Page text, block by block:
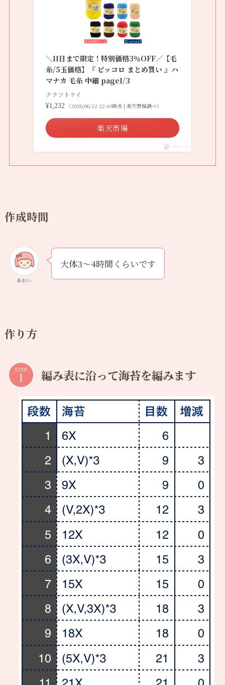
＼11日まで限定！特別価格3％OFF／【毛
糸/5玉価格】『 ピッコロ まとめ買い 』ハ
マナカ 毛糸 中細 page1/3
クラフトケイ
¥1,232
（2026/06/22 22:43時点 | 楽天市場調べ）
楽天市場
ポチップ
作成時間
あおい
大体3〜4時間くらいです
作り方
STEP 編み表に沿って海苔を編みます